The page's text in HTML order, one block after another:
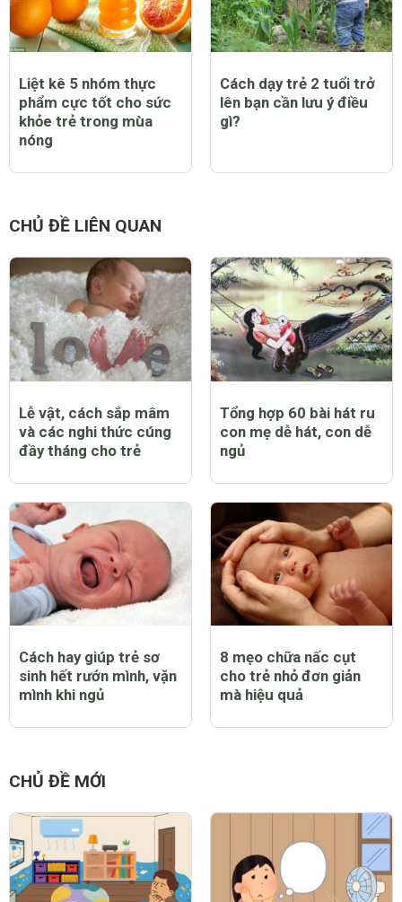
Liệt kê 5 nhóm thực
phẩm cực tốt cho sức
khỏe trẻ trong mùa
nóng
Cách dạy trẻ 2 tuổi trở
lên bạn cần lưu ý điều
gì?
CHỦ ĐỀ LIÊN QUAN
Lễ vật, cách sắp mâm
và các nghi thức cúng
đầy tháng cho trẻ
Tổng hợp 60 bài hát ru
con mẹ dễ hát, con dễ
ngủ
Cách hay giúp trẻ sơ
sinh hết rướn mình, vặn
mình khi ngủ
8 mẹo chữa nấc cụt
cho trẻ nhỏ đơn giản
mà hiệu quả
CHỦ ĐỀ MỚI